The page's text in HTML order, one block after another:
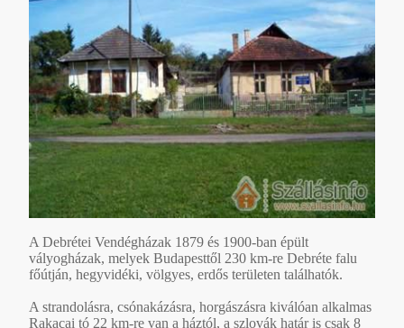
A Debrétei Vendégházak 1879 és 1900-ban épült
vályogházak, melyek Budapesttől 230 km-re Debréte falu
főútján, hegyvidéki, völgyes, erdős területen találhatók.
A strandolásra, csónakázásra, horgászásra kiválóan alkalmas
Rakacai tó 22 km-re van a háztól, a szlovák határ is csak 8